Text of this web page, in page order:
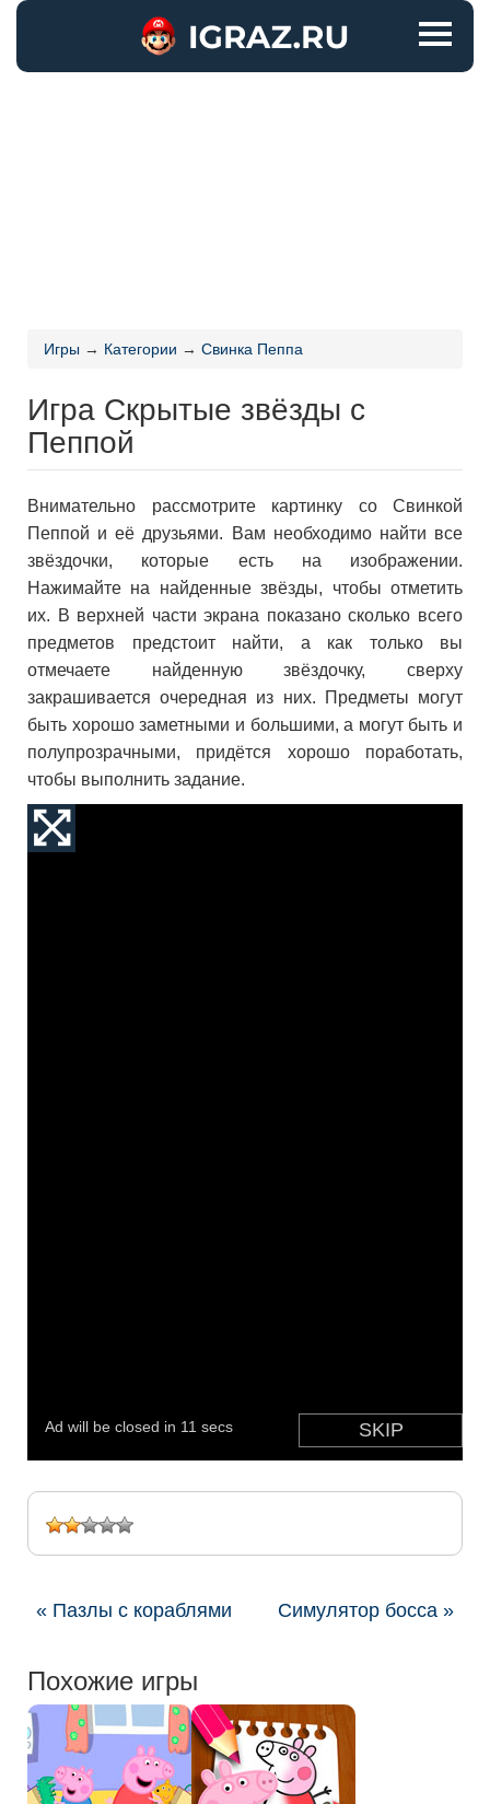
Игры → Категории → Свинка Пеппа
Игра Скрытые звёзды с
Пеппой
Внимательно рассмотрите картинку со Свинкой
Пеппой и её друзьями. Вам необходимо найти все
звёздочки, которые есть на изображении.
Нажимайте на найденные звёзды, чтобы отметить
их. В верхней части экрана показано сколько всего
предметов предстоит найти, а как только вы
отмечаете найденную звёздочку, сверху
закрашивается очередная из них. Предметы могут
быть хорошо заметными и большими, а могут быть и
полупрозрачными, придётся хорошо поработать,
чтобы выполнить задание.
« Пазлы с кораблями Симулятор босса »
Похожие игры